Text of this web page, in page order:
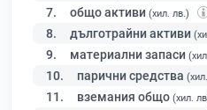
7. общо активи (хил. лв.)
8. дълготрайни активи
9. материални запаси
10. парични средства
11. вземания общо (хил.